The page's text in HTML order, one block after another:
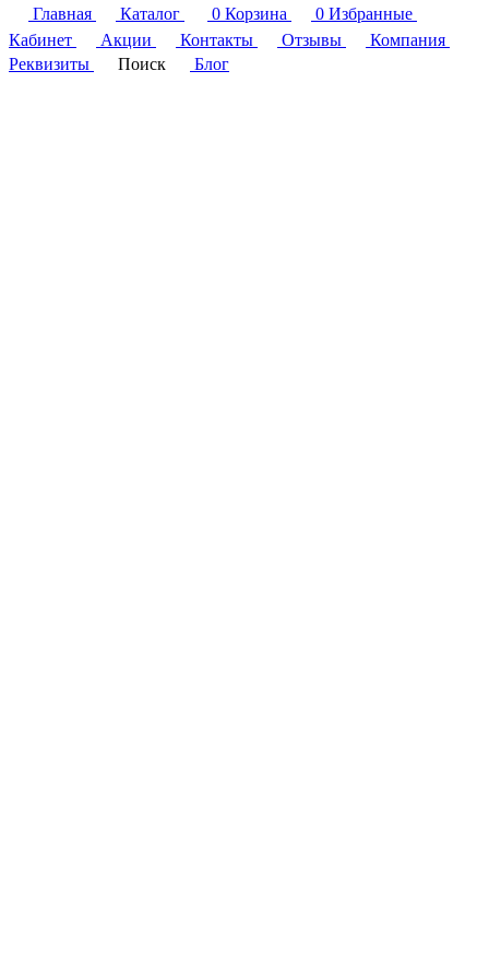
Главная Каталог 0 Корзина 0 Избранные
Кабинет
Акции Контакты Отзывы
Компания
Реквизиты
Поиск Блог